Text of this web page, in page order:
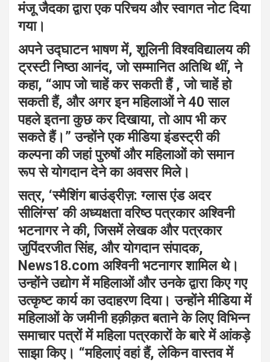
मंजू जैदका द्वारा एक परिचय और स्वागत नोट दिया
गया।
अपने उद्घाटन भाषण में, शूलिनी विश्वविद्यालय की
ट्रस्टी निष्ठा आनंद, जो सम्मानित अतिथि थीं, ने
कहा, “आप जो चाहें कर सकती हैं , जो चाहें हो
सकती हैं, और अगर इन महिलाओं ने 40 साल
पहले इतना कुछ कर दिखाया, तो आप भी कर
सकते हैं।” उन्होंने एक मीडिया इंडस्ट्री की
कल्पना की जहां पुरुषों और महिलाओं को समान
रूप से योगदान देने का अवसर मिले।
सत्र, ‘स्मैशिंग बाउंड्रीज़: ग्लास एंड अदर
सीलिंग्स’ की अध्यक्षता वरिष्ठ पत्रकार अश्विनी
भटनागर ने की, जिसमें लेखक और पत्रकार
जुपिंदरजीत सिंह, और योगदान संपादक,
News18.com अश्विनी भटनागर शामिल थे।
उन्होंने उद्योग में महिलाओं और उनके द्वारा किए गए
उत्कृष्ट कार्य का उदाहरण दिया। उन्होंने मीडिया में
महिलाओं के जमीनी हक़ीक़त बताने के लिए विभिन्न
समाचार पत्रों में महिला पत्रकारों के बारे में आंकड़े
साझा किए। “महिलाएं वहां हैं, लेकिन वास्तव में